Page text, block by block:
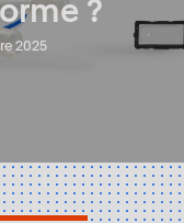
2025